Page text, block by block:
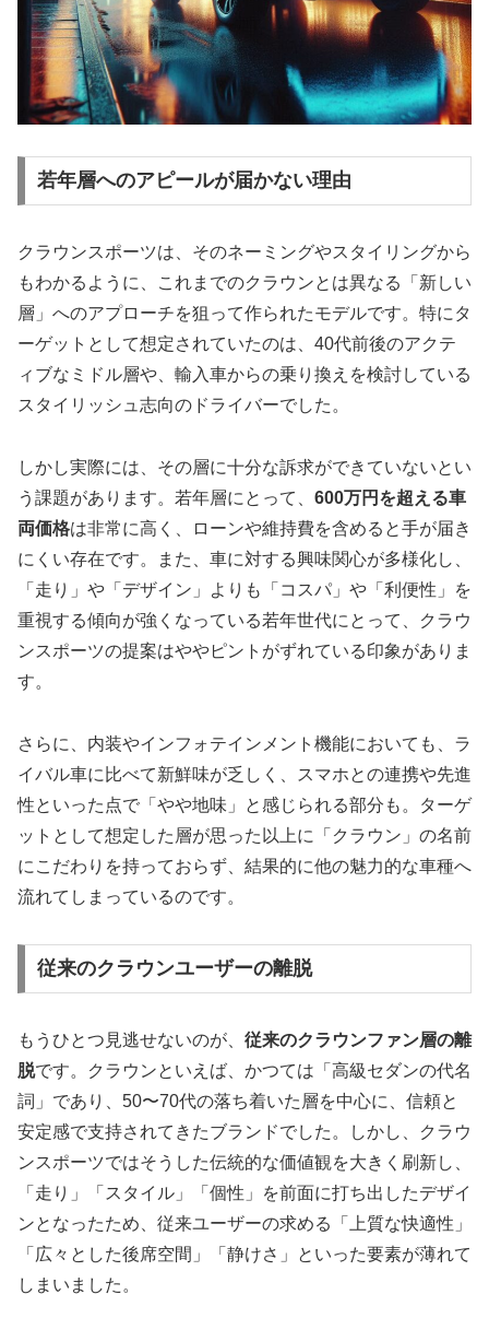
若年層へのアピールが届かない理由
クラウンスポーツは、そのネーミングやスタイリングから
もわかるように、これまでのクラウンとは異なる「新しい
層」へのアプローチを狙って作られたモデルです。特にタ
ーゲットとして想定されていたのは、40代前後のアクテ
ィブなミドル層や、輸入車からの乗り換えを検討している
スタイリッシュ志向のドライバーでした。
しかし実際には、その層に十分な訴求ができていないとい
う課題があります。若年層にとって、 600万円を超える車
両価格は非常に高く、ローンや維持費を含めると手が届き
にくい存在です。また、車に対する興味関心が多様化し、
「走り」や「デザイン」よりも「コスパ」や「利便性」を
重視する傾向が強くなっている若年世代にとって、クラウ
ンスポーツの提案はややピントがずれている印象がありま
す。
さらに、内装やインフォテインメント機能においても、ラ
イバル車に比べて新鮮味が乏しく、スマホとの連携や先進
性といった点で「やや地味」と感じられる部分も。ターゲ
ットとして想定した層が思った以上に「クラウン」の名前
にこだわりを持っておらず、結果的に他の魅力的な車種へ
流れてしまっているのです。
従来のクラウンユーザーの離脱
もうひとつ見逃せないのが、 従来のクラウンファン層の離
脱です。クラウンといえば、かつては「高級セダンの代名
詞」であり、50〜70代の落ち着いた層を中心に、信頼と
安定感で支持されてきたブランドでした。しかし、クラウ
ンスポーツではそうした伝統的な価値観を大きく刷新し、
「走り」「スタイル」「個性」を前面に打ち出したデザイ
ンとなったため、従来ユーザーの求める「上質な快適性」
「広々とした後席空間」「静けさ」といった要素が薄れて
しまいました。